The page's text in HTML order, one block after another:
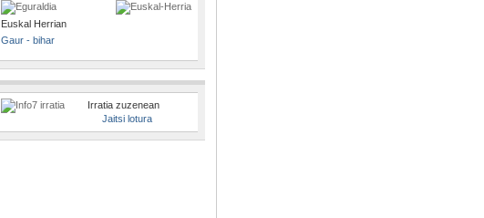
Euskal Herrian
Gaur - bihar
Irratia zuzenean
Jaitsi lotura